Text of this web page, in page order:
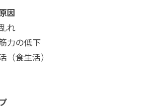
因
れ
力の低下
食生活）